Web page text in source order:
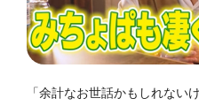
「余計なお世話かもしれな